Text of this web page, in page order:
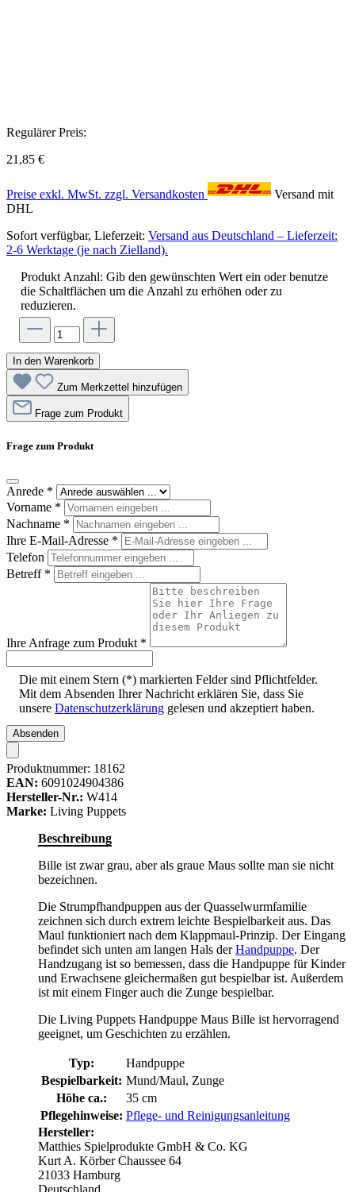
Regulärer Preis:
21,85 €
Preise exkl. MwSt. zzgl. Versandkosten
Versand mit
DHL
Sofort verfügbar, Lieferzeit: Versand aus Deutschland – Lieferzeit:
2-6 Werktage (je nach Zielland).
Produkt Anzahl: Gib den gewünschten Wert ein oder benutze
die Schaltflächen um die Anzahl zu erhöhen oder zu
reduzieren.
In den Warenkorb
Zum Merkzettel hinzufügen
Frage zum Produkt
Frage zum Produkt
Anrede *
Vorname *
Nachname *
Ihre E-Mail-Adresse *
Telefon
Betreff *
Ihre Anfrage zum Produkt *
Die mit einem Stern (*) markierten Felder sind Pflichtfelder.
Mit dem Absenden Ihrer Nachricht erklären Sie, dass Sie
unsere Datenschutzerklärung gelesen und akzeptiert haben.
Absenden
Produktnummer: 18162
EAN: 6091024904386
Hersteller-Nr.: W414
Marke: Living Puppets
Beschreibung
Bille ist zwar grau, aber als graue Maus sollte man sie nicht
bezeichnen.
Die Strumpfhandpuppen aus der Quasselwurmfamilie
zeichnen sich durch extrem leichte Bespielbarkeit aus. Das
Maul funktioniert nach dem Klappmaul-Prinzip. Der Eingang
befindet sich unten am langen Hals derHandpuppe. Der
Handzugang ist so bemessen, dass die Handpuppe für Kinder
und Erwachsene gleichermaßen gut bespielbar ist. Außerdem
ist mit einem Finger auch die Zunge bespielbar.
Die Living Puppets Handpuppe Maus Bille ist hervorragend
geeignet, um Geschichten zu erzählen.
Typ:
Handpuppe
Bespielbarkeit: Mund/Maul, Zunge
Höhe ca.:
35 cm
Pflegehinweise: Pflege- und Reinigungsanleitung
Hersteller:
Matthies Spielprodukte GmbH & Co. KG
Kurt A. Körber Chaussee 64
21033 Hamburg